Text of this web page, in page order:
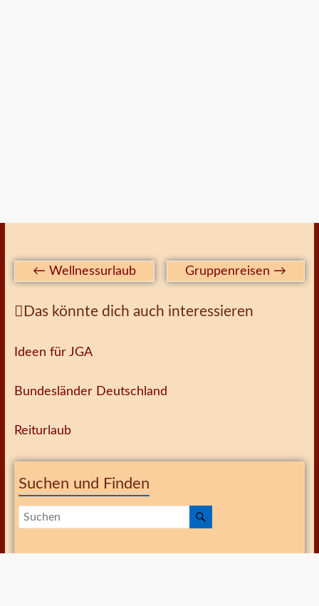
← Wellnessurlaub Gruppenreisen →
Das könnte dich auch interessieren
Ideen für JGA
Bundesländer Deutschland
Reiturlaub
Suchen und Finden